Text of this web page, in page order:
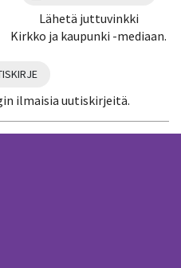
Lähetä juttuvinkki
Kirkko ja kaupunki -mediaan.
ilmaisia uutiskirjeitä.